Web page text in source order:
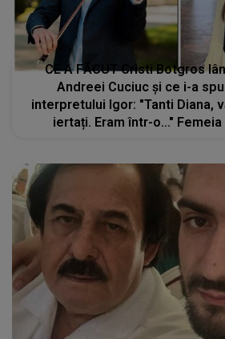
CE A FĂCUT Cristi Botgros
Andreei Cuciuc și ce i-a
interpretului Igor: "Tanti Diana,
iertați. Eram într-o..." Femeia